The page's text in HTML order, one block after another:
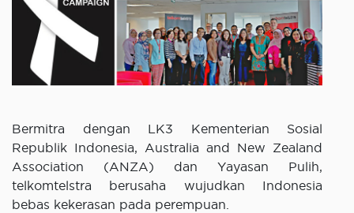
Bermitra dengan LK3 Kementerian Sosial
Republik Indonesia, Australia and New Zealand
Association (ANZA) dan Yayasan Pulih,
telkomtelstra berusaha wujudkan Indonesia
bebas kekerasan pada perempuan.